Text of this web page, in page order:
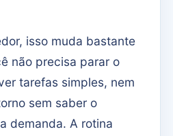
isso muda bastante
não precisa parar o
tarefas simples, nem
sem saber o
demanda. A rotina